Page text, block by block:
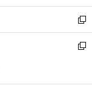
開
く
ウ
で
開
く
ン
ド
ウ
で
ウ
ィ
ン
ド
開
新
し
い
ン
新
ウ